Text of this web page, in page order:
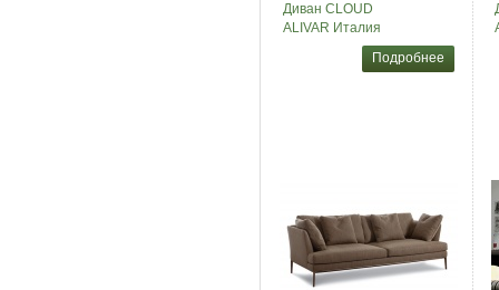
Диван CLOUD
ALIVAR Италия
Подробнее